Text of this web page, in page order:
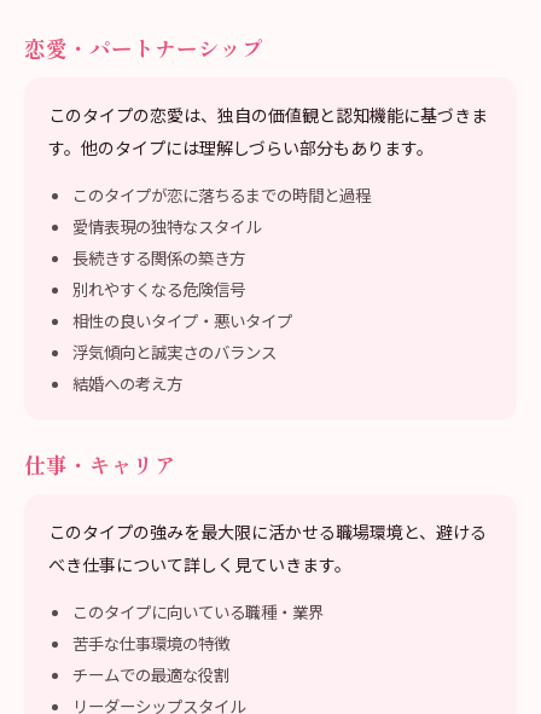
恋愛・パートナーシップ
このタイプの恋愛は、独自の価値観と認知機能に基づきま
す。他のタイプには理解しづらい部分もあります。
このタイプが恋に落ちるまでの時間と過程
愛情表現の独特なスタイル
長続きする関係の築き方
別れやすくなる危険信号
相性の良いタイプ・悪いタイプ
浮気傾向と誠実さのバランス
結婚への考え方
仕事・キャリア
このタイプの強みを最大限に活かせる職場環境と、避ける
べき仕事について詳しく見ていきます。
このタイプに向いている職種・業界
苦手な仕事環境の特徴
チームでの最適な役割
リーダーシップスタイル